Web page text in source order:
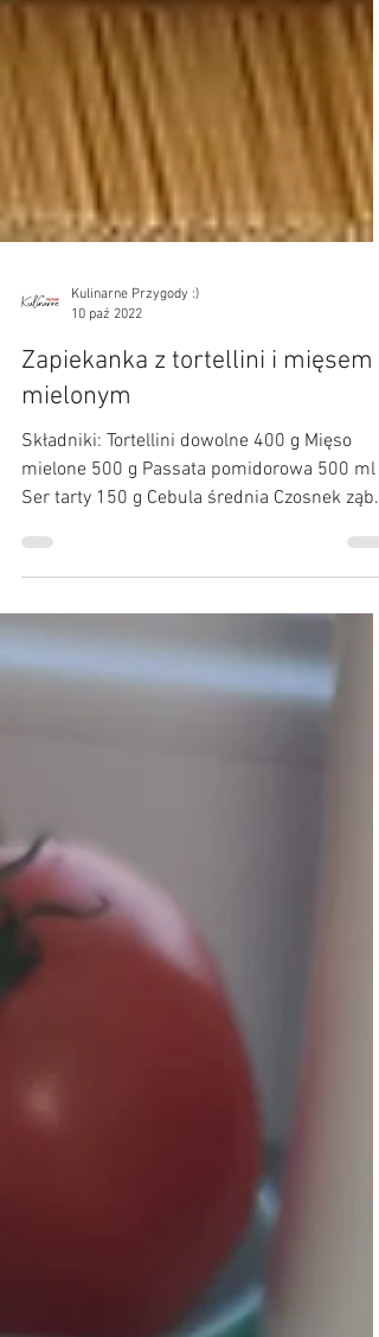
Kulinarne Przygody :)
10 paź 2022
Zapiekanka z tortellini i mięsem
mielonym
Składniki: Tortellini dowolne 400 g Mięso
Ser tarty 150 g Cebula średnia Czosnek
Zioła...